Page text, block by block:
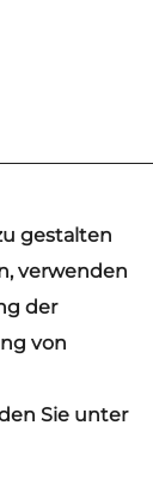
für alle
gestalten
verwenden
der
von
Sie unter